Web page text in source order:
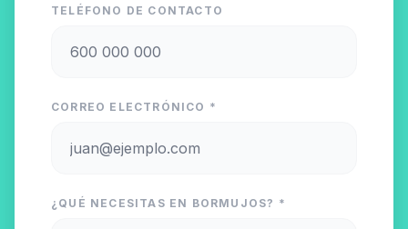
TELÉFONO DE CONTACTO
CORREO ELECTRÓNICO *
¿QUÉ NECESITAS EN BORMUJOS? *